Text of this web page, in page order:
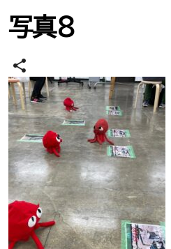
写真8
share